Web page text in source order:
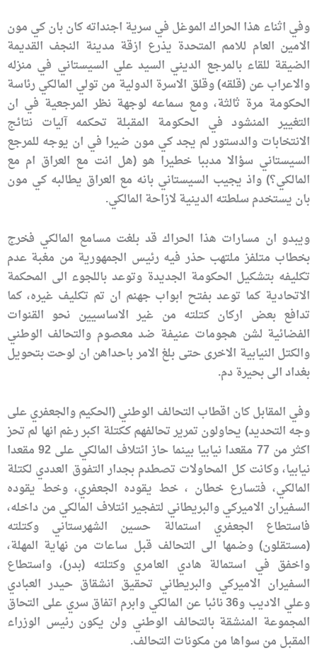
وفي اثناء هذا الحراك الموغل في سرية اجنداته كان بان كي مون
الامين العام للامم المتحدة يذرع ازقة مدينة النجف القديمة
الضيقة للقاء بالمرجع الديني السيد علي السيستاني في منزله
والاعراب عن (قلقه) وقلق الاسرة الدولية من تولي المالكي رئاسة
الحكومة مرة ثالثة، ومع سماعه لوجهة نظر المرجعية في ان
التغيير المنشود في الحكومة المقبلة تحكمه آليات نتائج
الانتخابات والدستور لم يجد كي مون ضيرا في ان يوجه للمرجع
السيستاني سؤالا مدببا خطيرا هو (هل انت مع العراق ام مع
المالكي؟) واذ يجيب السيستاني بانه مع العراق يطالبه كي مون
بان يستخدم سلطته الدينية لازاحة المالكي.
ويبدو ان مسارات هذا الحراك قد بلغت مسامع المالكي فخرج
بخطاب متلفز ملتهب حذر فيه رئيس الجمهورية من مغبة عدم
تكليفه بتشكيل الحكومة الجديدة وتوعد باللجوء الى المحكمة
الاتحادية كما توعد بفتح ابواب جهنم ان تم تكليف غيره، كما
تدافع بعض اركان كتلته من غير الاساسيين نحو القنوات
الفضائية لشن هجومات عنيفة ضد معصوم والتحالف الوطني
والكتل النيابية الاخرى حتى بلغ الامر باحداهن ان لوحت بتحويل
بغداد الى بحيرة دم.
وفي المقابل كان اقطاب التحالف الوطني (الحكيم والجعفري على
وجه التحديد) يحاولون تمرير تحالفهم ككتلة اكبر رغم انها لم تحز
اكثر من 77 مقعدا نيابيا بينما حاز ائتلاف المالكي على 92 مقعدا
نيابيا، وكانت كل المحاولات تصطدم بجدار التفوق العددي لكتلة
المالكي، فتسارع خطان ، خط يقوده الجعفري، وخط يقوده
السفيران الاميركي والبريطاني لتفجير ائتلاف المالكي من داخله،
فاستطاع الجعفري استمالة حسين الشهرستاني وكتلته
(مستقلون) وضمها الى التحالف قبل ساعات من نهاية المهلة،
واخفق في استمالة هادي العامري وكتلته (بدر)، واستطاع
السفيران الاميركي والبريطاني تحقيق انشقاق حيدر العبادي
وعلي الاديب و36 نائبا عن المالكي وابرم اتفاق سري على التحاق
المجموعة المنشقة بالتحالف الوطني ولن يكون رئيس الوزراء
المقبل من سواها من مكونات التحالف.